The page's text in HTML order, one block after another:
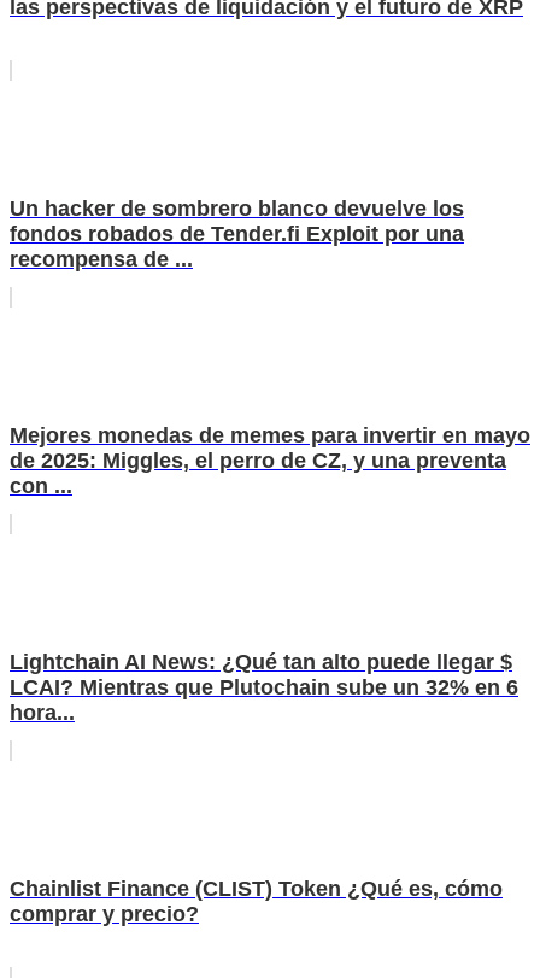
las perspectivas de liquidación y el futuro de XRP
Un hacker de sombrero blanco devuelve los
fondos robados de Tender.fi Exploit por una
recompensa de ...
Mejores monedas de memes para invertir en mayo
de 2025: Miggles, el perro de CZ, y una preventa
con ...
Lightchain AI News: ¿Qué tan alto puede llegar $
LCAI? Mientras que Plutochain sube un 32% en 6
hora...
Chainlist Finance (CLIST) Token ¿Qué es, cómo
comprar y precio?